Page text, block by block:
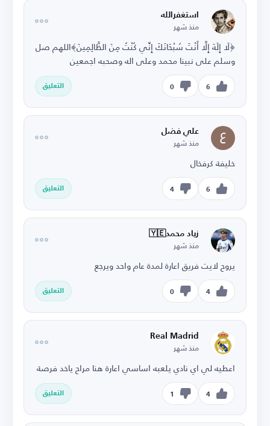
استغفرالله
منذ شهر
﴿لَا إِلَهَ إِلَّا أَنْتَ سُبْحَانَكَ إِنِّي كُنْتُ مِنَ الظَّالِمِينَ﴾اللهم صل
وسلم على نبينا محمد وعلى اله وصحبه اجمعين
6
0 التعليق
علي فضل
منذ شهر
خليفة كرفخال
6
4 التعليق
زياد محمد🇾🇪
منذ شهر
يروح لايت فريق اعارة لمدة عام واحد ويرجع
4
0 التعليق
Real Madrid
منذ شهر
اعطيه لي اي نادي يلعبه اساسي اعارة هنا مراح ياخد فرصة
4
1 التعليق